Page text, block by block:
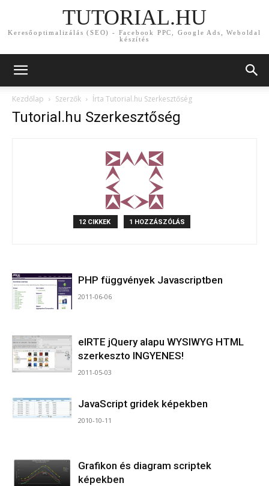
TUTORIAL.HU
Keresőoptimalizálás (SEO) - Facebook PPC, Google Ads, Weboldal
készítés
Kezdőlap Szerzők Írta Tutorial.hu Szerkesztőség
Tutorial.hu Szerkesztőség
12 CIKKEK 1 HOZZÁSZÓLÁS
PHP függvények Javascriptben
2011-06-06
elRTE jQuery alapu WYSIWYG HTML
szerkeszto INGYENES!
2011-05-03
JavaScript gridek képekben
2010-10-11
Grafikon és diagram scriptek
képekben